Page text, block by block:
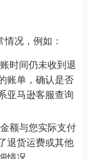
况，例如：
时间仍未收到退
账单，确认是否
亚马逊客服查询
额与您实际支付
退货运费或其他